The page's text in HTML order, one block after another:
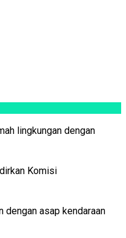
lingkungan dengan
Komisi
dengan asap kendaraan